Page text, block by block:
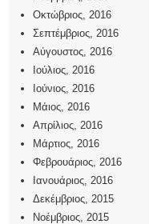
Οκτώβριος, 2016
Σεπτέμβριος, 2016
Αύγουστος, 2016
Ιούλιος, 2016
Ιούνιος, 2016
Μάιος, 2016
Απρίλιος, 2016
Μάρτιος, 2016
Φεβρουάριος, 2016
Ιανουάριος, 2016
Δεκέμβριος, 2015
Νοέμβριος, 2015